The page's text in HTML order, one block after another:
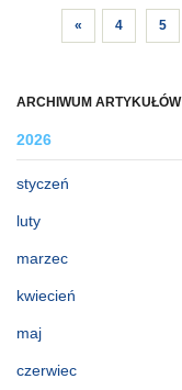
ARCHIWUM ARTYKUŁÓW
2026
styczeń
luty
marzec
kwiecień
maj
czerwiec
« 4 5